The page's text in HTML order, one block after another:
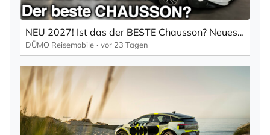
NEU 2027! Ist das der BESTE Chausson? Neues Modell X640 VAN/Reisemobil
DÜMO Reisemobile vor 23 Tagen